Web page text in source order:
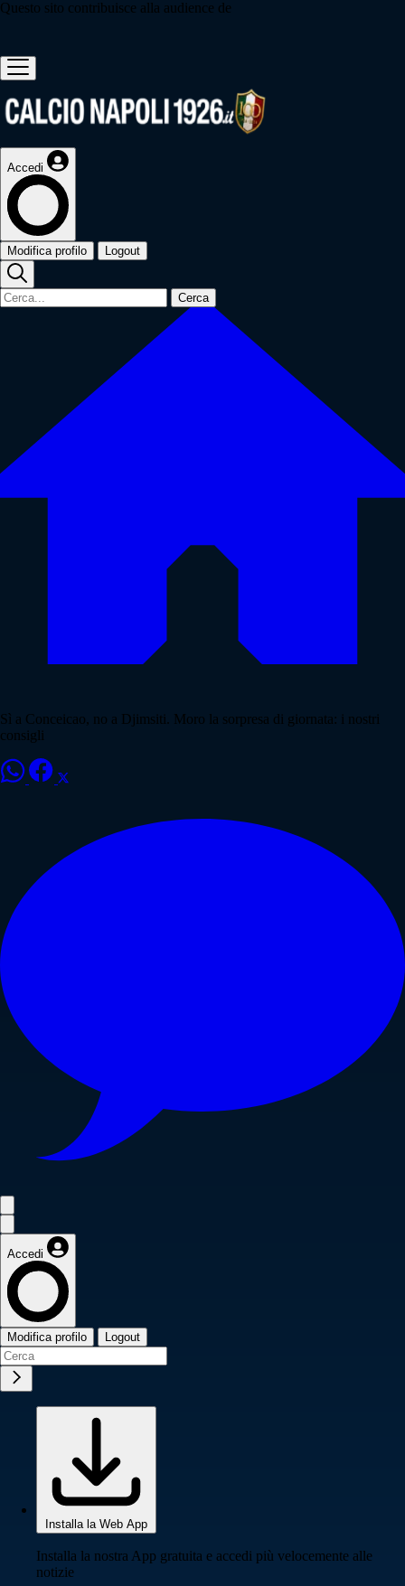
Questo sito contribuisce alla audience de
Accedi
Modifica profilo Logout
Cerca
Sì a Conceicao, no a Djimsiti. Moro la sorpresa di giornata: i nostri
consigli
Accedi
Modifica profilo Logout
Installa la Web App
Installa la nostra App gratuita e accedi più velocemente alle
notizie